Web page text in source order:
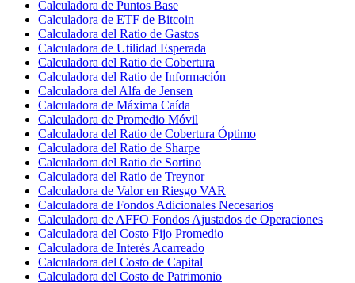
Calculadora de Puntos Base
Calculadora de ETF de Bitcoin
Calculadora del Ratio de Gastos
Calculadora de Utilidad Esperada
Calculadora del Ratio de Cobertura
Calculadora del Ratio de Información
Calculadora del Alfa de Jensen
Calculadora de Máxima Caída
Calculadora de Promedio Móvil
Calculadora del Ratio de Cobertura Óptimo
Calculadora del Ratio de Sharpe
Calculadora del Ratio de Sortino
Calculadora del Ratio de Treynor
Calculadora de Valor en Riesgo VAR
Calculadora de Fondos Adicionales Necesarios
Calculadora de AFFO Fondos Ajustados de Operaciones
Calculadora del Costo Fijo Promedio
Calculadora de Interés Acarreado
Calculadora del Costo de Capital
Calculadora del Costo de Patrimonio